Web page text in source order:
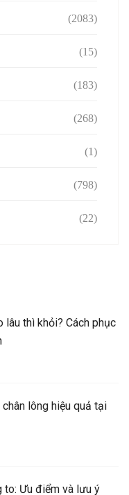
(2083)
(15)
(183)
(268)
(1)
(798)
(22)
lâu thì khỏi? Cách phục
lông hiệu quả tại
to: Ưu điểm và lưu ý